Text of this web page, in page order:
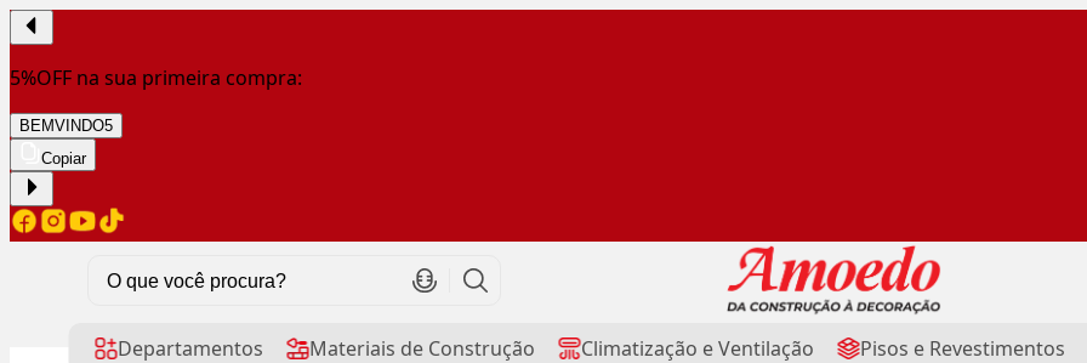
5%OFF na sua primeira compra:
BEMVINDO5
Copiar
Departamentos Materiais de Construção Climatização e Ventilação Pisos e Revestimentos